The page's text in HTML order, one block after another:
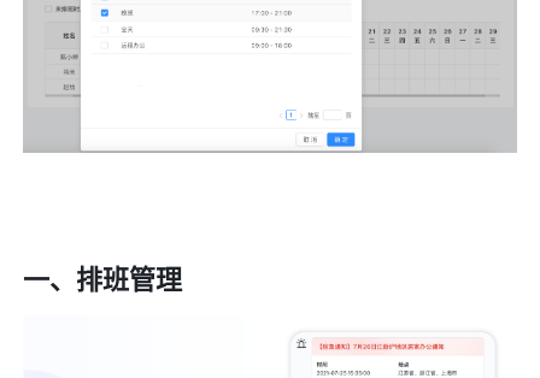
一、排班管理